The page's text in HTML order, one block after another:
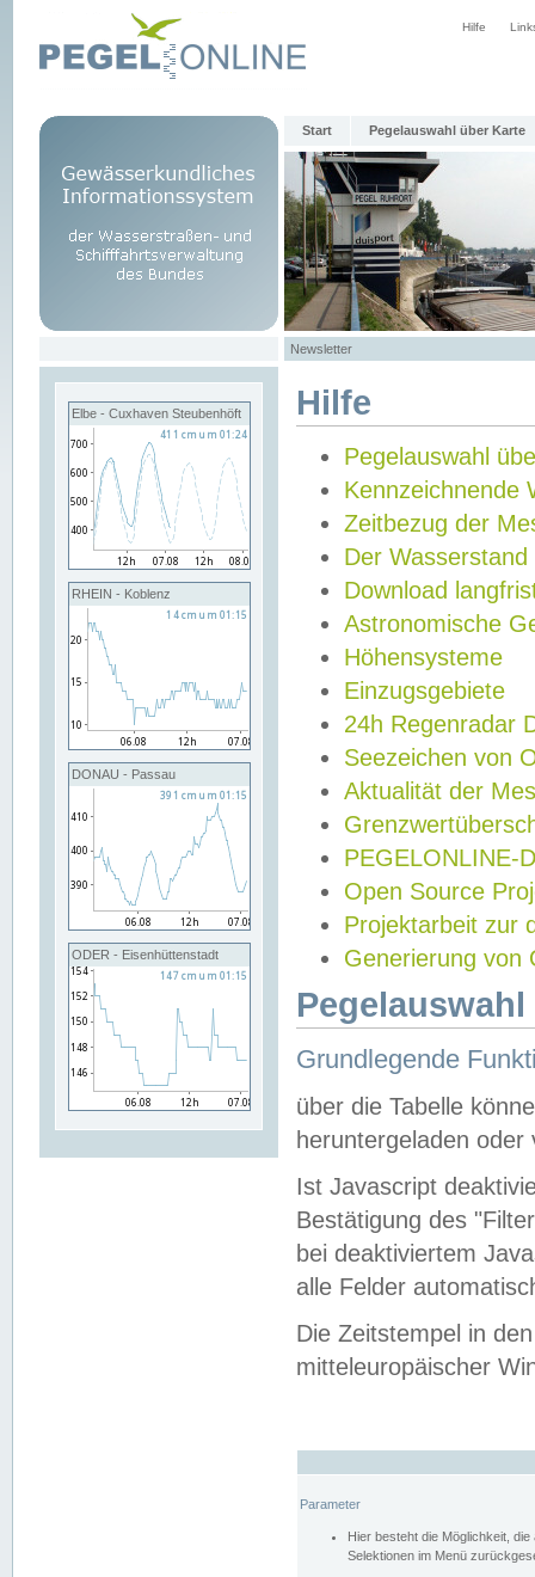
Hilfe
Start Pegelauswahl über Karte
Newsletter
Elbe - Cuxhaven Steubenhöft
RHEIN - Koblenz
DONAU - Passau
ODER - Eisenhüttenstadt
Hilfe
Pegelauswahl
Kennzeichnende
Zeitbezug der
Der Wasserstand
Download
Astronomische
Höhensysteme
Einzugsgebiete
24h Regenradar
Seezeichen von
Aktualität der
PEGELONLINE-
Open Source
Projektarbeit zur
Generierung von
Grundlegende
über die Tabelle
heruntergeladen oder
Ist Javascript
Bestätigung des
bei deaktiviertem
alle Felder
Die Zeitstempel in
mitteleuropäischer
Parameter
Hier besteht die Möglichkeit,
Selektionen im Menü